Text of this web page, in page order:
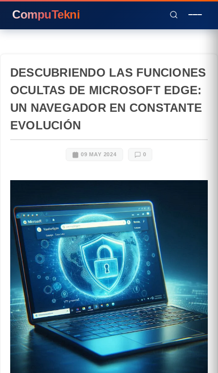
CompuTekni
DESCUBRIENDO LAS FUNCIONES
OCULTAS DE MICROSOFT EDGE:
UN NAVEGADOR EN CONSTANTE
EVOLUCIÓN
09 MAY 2024 0